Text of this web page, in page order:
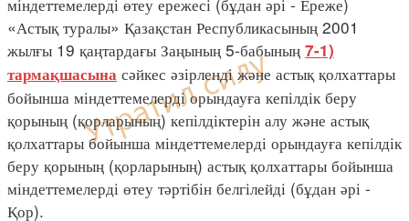
«Астық туралы» Қазақстан Республикасының 2001
жылғы 19 қаңтардағы Заңының 5-бабының 7-1)
тармақшасына сәйкес әзірленді және астық қолхаттары
бойынша міндеттемелерді орындауға кепілдік беру
қорының (қорларының) кепілдіктерін алу және астық
қолхаттары бойынша міндеттемелерді орындауға кепілдік
беру қорының (қорларының) астық қолхаттары бойынша
міндеттемелерді өтеу тәртібін белгілейді (бұдан әрі -
Қор).